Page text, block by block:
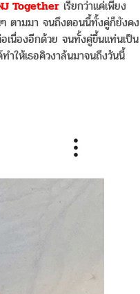
Together เรียกว่าแค่เพียง
ๆ ตามมา จนถึงตอนนี้ทั้งคู่ก็ยังคง
เนื่องอีกด้วย จนทั้งคู่ขึ้นแท่นเป็น
ำให้เธอคิวงาล้นมาจนถึงวันนี้